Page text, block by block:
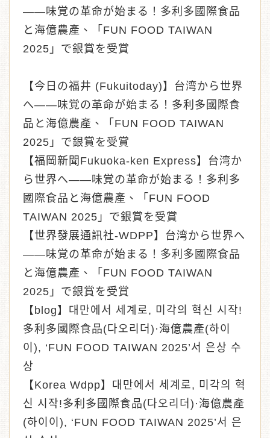
——味覚の革命が始まる！多利多國際食品
と海億農產、「FUN FOOD TAIWAN
2025」で銀賞を受賞
【今日の福井 (Fukuitoday)】台湾から世界
へ——味覚の革命が始まる！多利多國際食
品と海億農產、「FUN FOOD TAIWAN
2025」で銀賞を受賞
【福岡新聞Fukuoka-ken Express】台湾か
ら世界へ——味覚の革命が始まる！多利多
國際食品と海億農產、「FUN FOOD
TAIWAN 2025」で銀賞を受賞
【世界發展通訊社-WDPP】台湾から世界へ
——味覚の革命が始まる！多利多國際食品
と海億農產、「FUN FOOD TAIWAN
2025」で銀賞を受賞
【blog】대만에서 세계로, 미각의 혁신 시작!
多利多國際食品(다오리더)·海億農產(하이
이), ‘FUN FOOD TAIWAN 2025’서 은상 수
상
【Korea Wdpp】대만에서 세계로, 미각의 혁
신 시작!多利多國際食品(다오리더)·海億農產
(하이이), ‘FUN FOOD TAIWAN 2025’서 은